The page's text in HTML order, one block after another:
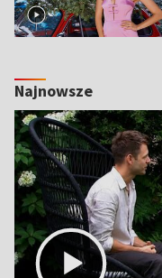
Najnowsze